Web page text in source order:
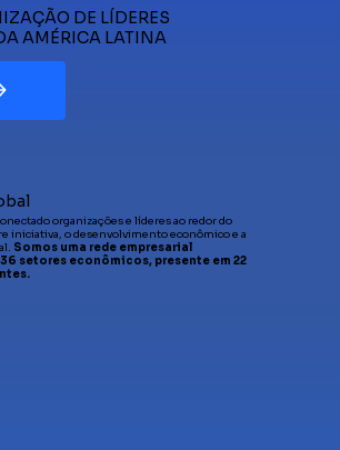
DE LÍDERES
AMÉRICA LATINA
organizações e líderes ao redor do
iniciativa, o desenvolvimento econômico e a
Somos uma rede empresarial
setores econômicos, presente em 22